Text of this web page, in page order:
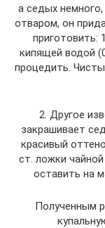
а седых
отваром, он
приготовить:
кипящей водой
процедить.
2. Другое
закрашивает
красивый
ст. ложки
оставить на
Полученным